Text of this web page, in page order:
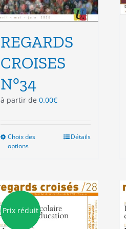
REGARDS
CROISES
N°34
à partir de 0.00€
Choix des
options
variations.
Les
options
peuvent
Détails
Prix réduit